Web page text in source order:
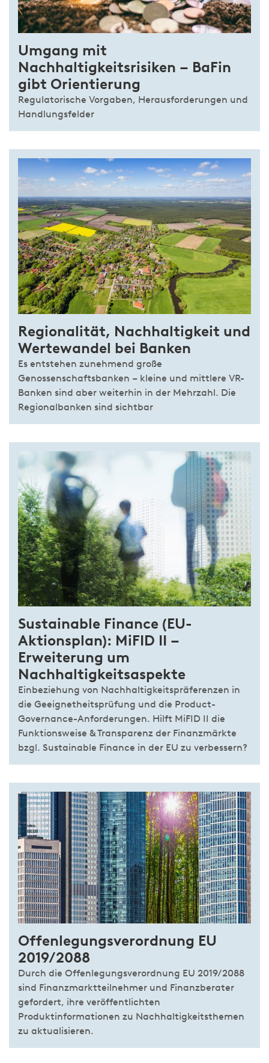
Umgang mit
Nachhaltigkeitsrisiken – BaFin
gibt Orientierung
Regulatorische Vorgaben, Herausforderungen und
Handlungsfelder
Regionalität, Nachhaltigkeit und
Wertewandel bei Banken
Es entstehen zunehmend große
Genossenschaftsbanken – kleine und mittlere VR-
Banken sind aber weiterhin in der Mehrzahl. Die
Regionalbanken sind sichtbar
Sustainable Finance (EU-
Aktionsplan): MiFID II –
Erweiterung um
Nachhaltigkeitsaspekte
Einbeziehung von Nachhaltigkeitspräferenzen in
die Geeignetheitsprüfung und die Product-
Governance-Anforderungen. Hilft MiFID II die
Funktionsweise & Transparenz der Finanzmärkte
bzgl. Sustainable Finance in der EU zu verbessern?
Offenlegungsverordnung EU
2019/2088
Durch die Offenlegungsverordnung EU 2019/2088
sind Finanzmarktteilnehmer und Finanzberater
gefordert, ihre veröffentlichten
Produktinformationen zu Nachhaltigkeitsthemen
zu aktualisieren.